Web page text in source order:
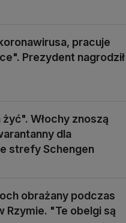
pracuje
Prezydent nagrodził
Włochy znoszą
dla
strefy Schengen
obrażany podczas
Rzymie. "Te obelgi są